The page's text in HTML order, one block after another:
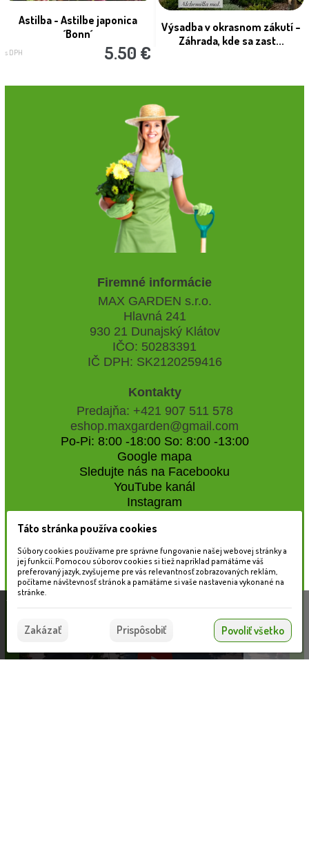
Astilba - Astilbe japonica
´Bonn´
s DPH 5.50 €
Výsadba v okrasnom zákutí –
Záhrada, kde sa zast...
Firemné informácie
MAX GARDEN s.r.o.
Hlavná 241
930 21 Dunajský Klátov
IČO: 50283391
IČ DPH: SK2120259416
Kontakty
Predajňa: +421 907 511 578
eshop.maxgarden@gmail.com
Po-Pi: 8:00 -18:00 So: 8:00 -13:00
Google mapa
Sledujte nás na Facebooku
YouTube kanál
Instagram
Naše záhradné centrum
Táto stránka používa súbory cookies, ktoré nám
pomáhajú poskytovať služby. Používaním našich
služieb vyjadrujete súhlas s používaním súborov
Súhlasím
Táto stránka používa cookies
Súbory cookies používame pre správne fungovanie našej webovej stránky a
jej funkcií. Pomocou súborov cookies si tiež napríklad pamätáme váš
preferovaný jazyk, zvyšujeme pre vás relevantnosť zobrazovaných reklám,
počítame návštevnosť stránok a pamätáme si vaše nastavenia vykonané na
stránke.
Zakázať Prispôsobiť Povoliť všetko